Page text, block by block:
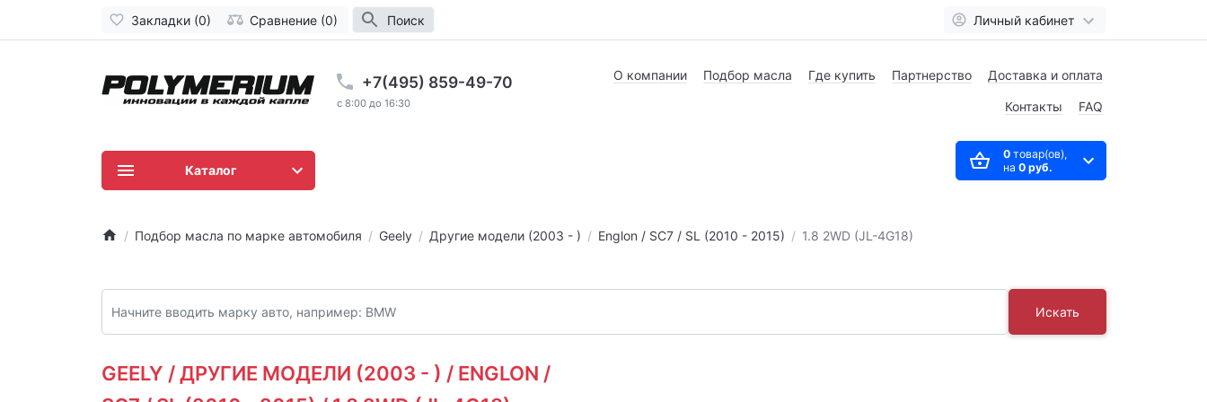
Закладки (0) Сравнение (0) Поиск Личный кабинет
+7(495) 859-49-70
c 8:00 до 16:30
О компании Подбор масла Где купить Партнерство Доставка и оплата
Контакты FAQ
0товар(ов),
на 0 руб.
Каталог
Подбор масла по марке автомобиля Geely Другие модели (2003 - ) Englon / SC7 / SL (2010 - 2015) 1.8 2WD (JL-4G18)
Искать
GEELY / ДРУГИЕ МОДЕЛИ (2003 - ) / ENGLON /